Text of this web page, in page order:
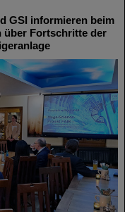
GSI informieren beim
über Fortschritte der